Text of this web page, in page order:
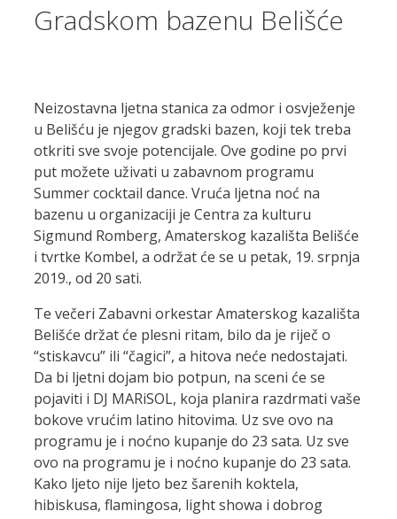
Gradskom bazenu Belišće
Neizostavna ljetna stanica za odmor i osvježenje
u Belišću je njegov gradski bazen, koji tek treba
otkriti sve svoje potencijale. Ove godine po prvi
put možete uživati u zabavnom programu
Summer cocktail dance. Vruća ljetna noć na
bazenu u organizaciji je Centra za kulturu
Sigmund Romberg, Amaterskog kazališta Belišće
i tvrtke Kombel, a održat će se u petak, 19. srpnja
2019., od 20 sati.
Te večeri Zabavni orkestar Amaterskog kazališta
Belišće držat će plesni ritam, bilo da je riječ o
“stiskavcu” ili “čagici”, a hitova neće nedostajati.
Da bi ljetni dojam bio potpun, na sceni će se
pojaviti i DJ MARiSOL, koja planira razdrmati vaše
bokove vrućim latino hitovima. Uz sve ovo na
programu je i noćno kupanje do 23 sata. Uz sve
ovo na programu je i noćno kupanje do 23 sata.
Kako ljeto nije ljeto bez šarenih koktela,
hibiskusa, flamingosa, light showa i dobrog